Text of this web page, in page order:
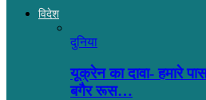
विदेश
दुनिया
यूक्रेन का दावा- हमारे
बगैर रूस…